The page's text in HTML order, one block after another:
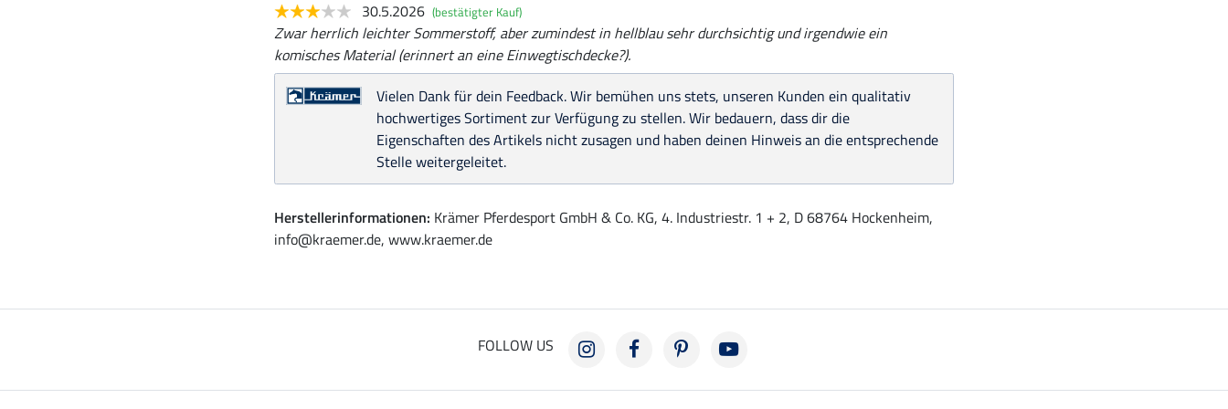
30.5.2026 (bestätigter Kauf)
Zwar herrlich leichter Sommerstoff, aber zumindest in hellblau sehr durchsichtig und irgendwie ein
komisches Material (erinnert an eine Einwegtischdecke?).
Vielen Dank für dein Feedback. Wir bemühen uns stets, unseren Kunden ein qualitativ
hochwertiges Sortiment zur Verfügung zu stellen. Wir bedauern, dass dir die
Eigenschaften des Artikels nicht zusagen und haben deinen Hinweis an die entsprechende
Stelle weitergeleitet.
Herstellerinformationen: Krämer Pferdesport GmbH & Co. KG, 4. Industriestr. 1 + 2, D 68764 Hockenheim,
info@kraemer.de, www.kraemer.de
FOLLOW US